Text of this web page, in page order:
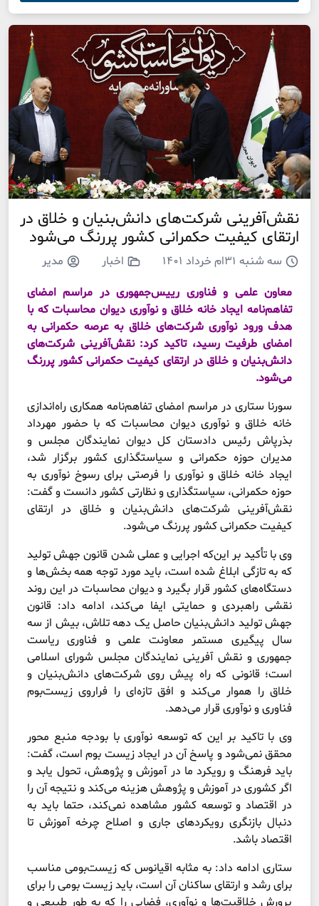
نقش‌آفرینی شرکت‌های دانش‌بنیان و خلاق در
ارتقای کیفیت حکمرانی کشور پررنگ می‌شود
سه شنبه ۳۱ام خرداد ۱۴۰۱ اخبار
مدیر
معاون علمی و فناوری رییس‌جمهوری در مراسم امضای
تفاهم‌نامه ایجاد خانه خلاق و نوآوری دیوان محاسبات که با
هدف ورود نوآوری شرکت‌های خلاق به عرصه حکمرانی به
امضای طرفیت رسید، تاکید کرد: نقش‌آفرینی شرکت‌های
دانش‌بنیان و خلاق در ارتقای کیفیت حکمرانی کشور پررنگ
می‌شود.
سورنا ستاری در مراسم امضای تفاهم‌نامه همکاری راه‌اندازی
خانه خلاق و نوآوری دیوان محاسبات که با حضور مهرداد
بذرپاش رئیس دادستان کل دیوان نمایندگان مجلس و
مدیران حوزه حکمرانی و سیاستگذاری کشور برگزار شد،
ایجاد خانه خلاق و نوآوری را فرصتی برای رسوخ نوآوری به
حوزه حکمرانی، سیاستگذاری و نظارتی کشور دانست و گفت:
نقش‌آفرینی شرکت‌های دانش‌بنیان و خلاق در ارتقای
کیفیت حکمرانی کشور پررنگ می‌شود.
وی با تأکید بر این‌که اجرایی و عملی شدن قانون جهش تولید
که به تازگی ابلاغ شده است، باید مورد توجه همه بخش‌ها و
دستگاه‌های کشور قرار بگیرد و دیوان محاسبات در این روند
نقشی راهبردی و حمایتی ایفا می‌کند، ادامه داد: قانون
جهش تولید دانش‌بنیان حاصل یک دهه تلاش، بیش از سه
سال پیگیری مستمر معاونت علمی و فناوری ریاست
جمهوری و نقش آفرینی نمایندگان مجلس شورای اسلامی
است؛ قانونی که راه پیش روی شرکت‌های دانش‌بنیان و
خلاق را هموار می‌کند و افق تازه‌ای را فراروی زیست‌بوم
فناوری و نوآوری قرار می‌دهد.
وی با تاکید بر این که توسعه نوآوری با بودجه منبع محور
محقق نمی‌شود و پاسخ آن در ایجاد زیست بوم است، گفت:
باید فرهنگ و رویکرد ما در آموزش و پژوهش، تحول یابد و
اگر کشوری در آموزش و پژوهش هزینه می‌کند و نتیجه آن را
در اقتصاد و توسعه کشور مشاهده نمی‌کند، حتما باید به
دنبال بازنگری رویکردهای جاری و اصلاح چرخه آموزش تا
اقتصاد باشد.
ستاری ادامه داد: به مثابه اقیانوس که زیست‌بومی مناسب
برای رشد و ارتقای ساکنان آن است، باید زیست بومی را برای
پرورش خلاقیت‌ها و نوآوری، فضایی را که به طور طبیعی و